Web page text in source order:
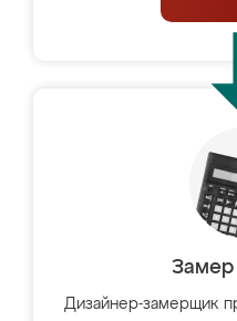
Замер
Дизайнер-замерщик